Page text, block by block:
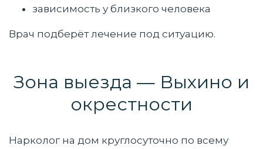
зависимость у близкого человека
Врач подберёт лечение под ситуацию.
Зона выезда — Выхино и
окрестности
Нарколог на дом круглосуточно по всему